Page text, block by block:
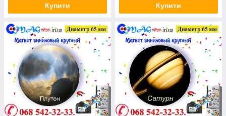
Купити Купити